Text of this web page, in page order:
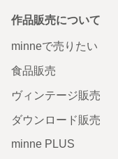
作品販売について
minneで売りたい
食品販売
ヴィンテージ販売
ダウンロード販売
minne PLUS